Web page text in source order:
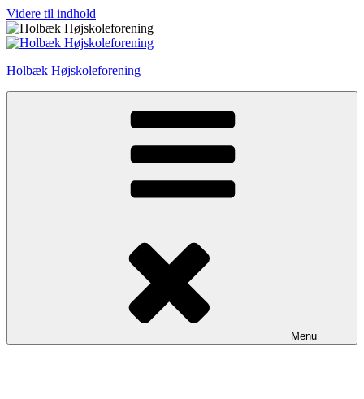
Videre til indhold
Holbæk Højskoleforening
Menu